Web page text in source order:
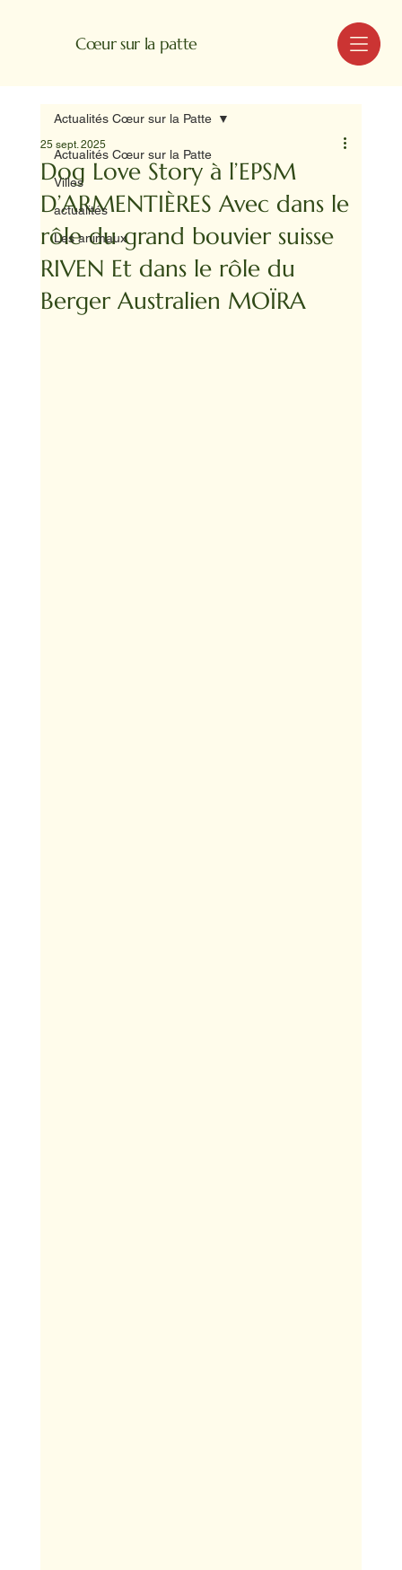
Cœur sur la patte MENU
Actualités Cœur sur la Patte
Villes
actualités
Les animaux
Actualités Cœur sur la Patte
Dog Love Story à l’EPSM
D’ARMENTIÈRES Avec dans le
rôle du grand bouvier suisse
RIVEN Et dans le rôle du
Berger Australien MOÏRA
25 sept. 2025